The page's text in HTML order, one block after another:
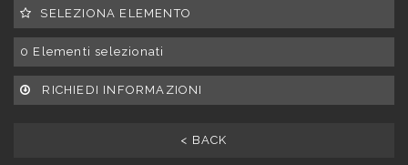
SELEZIONA ELEMENTO
0 Elementi selezionati
RICHIEDI INFORMAZIONI
< BACK